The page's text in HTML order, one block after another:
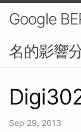
Google
名的影響
Sep 29, 2013